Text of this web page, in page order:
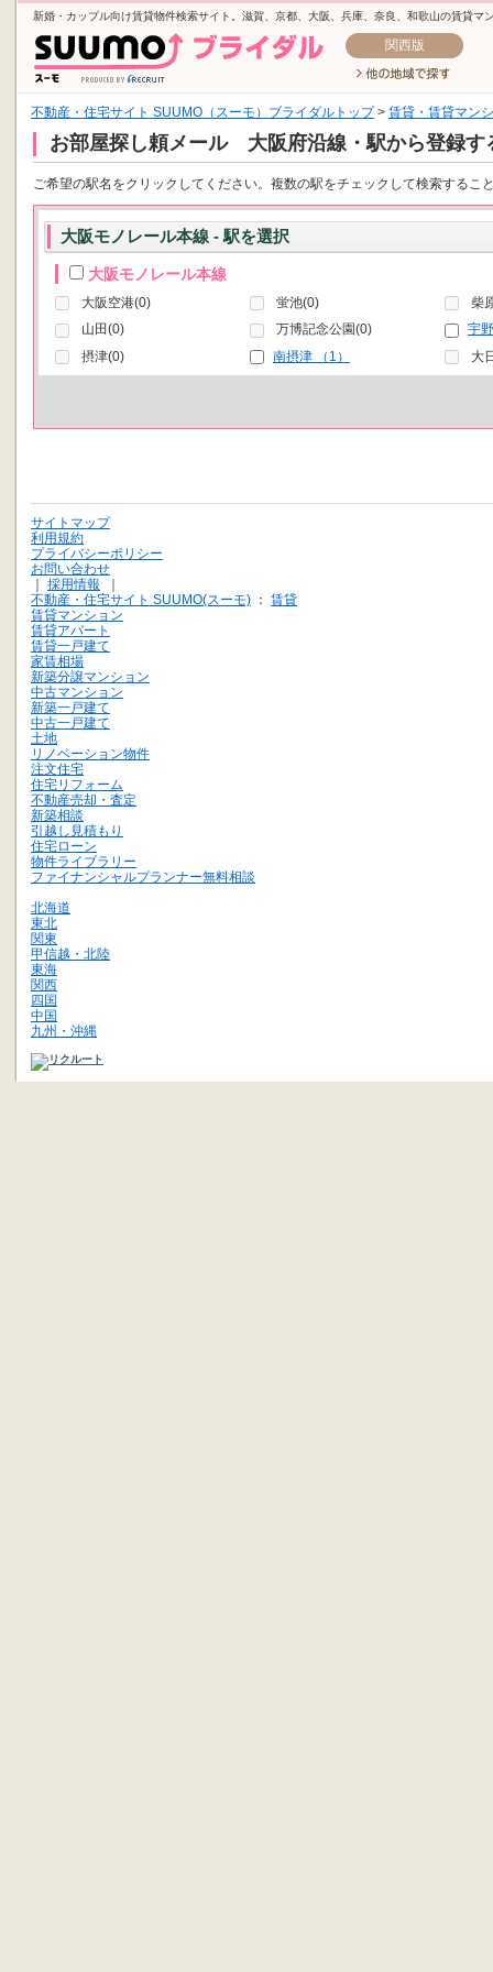
新婚・カップル向け賃貸物件検索サイト。滋賀、京都、大阪、兵庫、奈良、和歌山の賃貸マ
関西版
不動産・住宅サイト SUUMO（スーモ）ブライダルトップ> 賃貸・賃貸マン
お部屋探し頼メール 大阪府沿線・駅から登録す
ご希望の駅名をクリックしてください。複数の駅をチェックして検索するこ
大阪モノレール本線 - 駅を選択
大阪モノレール本線
大阪空港(0) 蛍池(0)
柴
山田(0)
万博記念公園(0)
宇
摂津(0)
南摂津 （1） 大
サイトマップ
利用規約
プライバシーポリシー
お問い合わせ
採用情報
不動産・住宅サイト SUUMO(スーモ) ： 賃貸
賃貸マンション
賃貸アパート
賃貸一戸建て
家賃相場
新築分譲マンション
中古マンション
新築一戸建て
中古一戸建て
土地
リノベーション物件
注文住宅
住宅リフォーム
不動産売却・査定
新築相談
引越し見積もり
住宅ローン
物件ライブラリー
ファイナンシャルプランナー無料相談
北海道
東北
関東
甲信越・北陸
東海
関西
四国
中国
九州・沖縄